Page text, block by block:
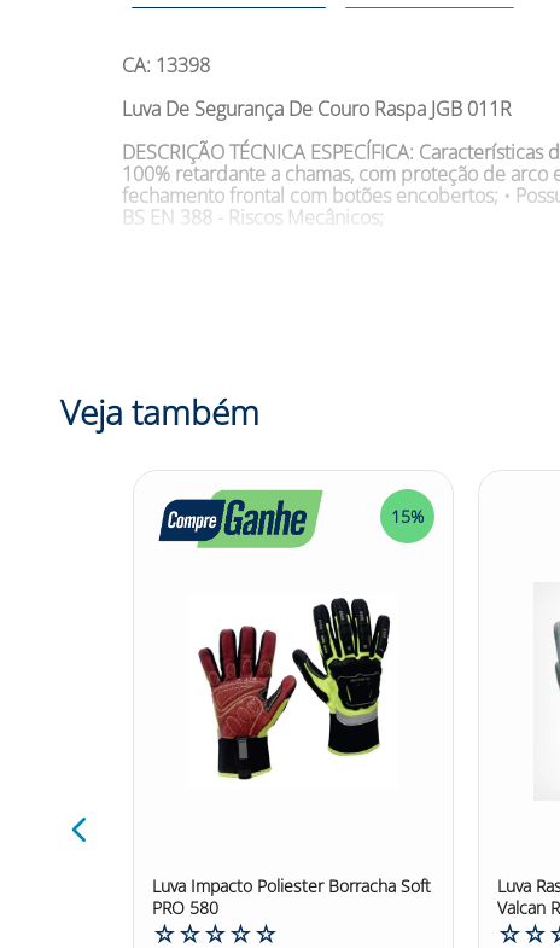
CA: 13398
Luva De Segurança De Couro Raspa JGB 011R
DESCRIÇÃO TÉCNICA ESPECÍFICA: Características
100% retardante a chamas, com proteção de
fechamento frontal com botões encobertos; •
BS EN 388 - Riscos Mecânicos;
Aplicações da Luva De
térmicos, a Luva De Segurança De Couro Raspa
contato. Devido a dificuldade de trabalhar com
Confira outras categorias de Luva de Segurança!
Veja também
15%
Luva Impacto Poliester Borracha Soft
PRO 580
☆☆☆☆☆
Luva
Valcan
☆☆